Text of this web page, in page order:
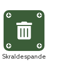
Skraldespande